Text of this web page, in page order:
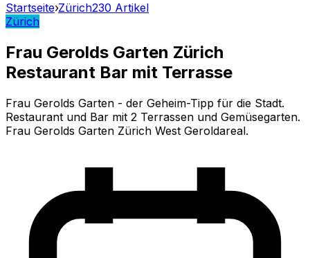
Startseite›Zürich230 Artikel
Zürich
Frau Gerolds Garten Zürich
Restaurant Bar mit Terrasse
Frau Gerolds Garten - der Geheim-Tipp für die Stadt.
Restaurant und Bar mit 2 Terrassen und Gemüsegarten.
Frau Gerolds Garten Zürich West Geroldareal.